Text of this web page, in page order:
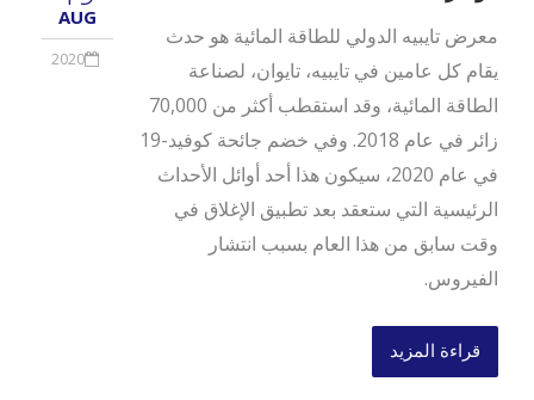
AUG
2020
معرض تايبيه الدولي للطاقة المائية هو حدث
يقام كل عامين في تايبيه، تايوان، لصناعة
الطاقة المائية، وقد استقطب أكثر من 70,000
زائر في عام 2018. وفي خضم جائحة كوفيد-19
في عام 2020، سيكون هذا أحد أوائل الأحداث
الرئيسية التي ستعقد بعد تطبيق الإغلاق في
وقت سابق من هذا العام بسبب انتشار
الفيروس.
قراءة المزيد